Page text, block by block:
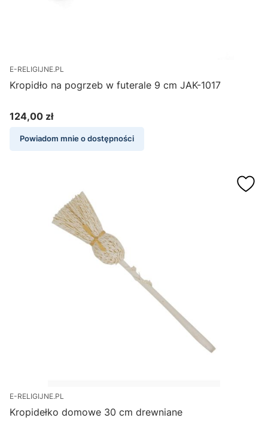
E-RELIGIJNE.PL
Kropidło na pogrzeb w futerale 9 cm JAK-1017
Cena
124,00 zł
Powiadom mnie o dostępności
E-RELIGIJNE.PL
Kropidełko domowe 30 cm drewniane